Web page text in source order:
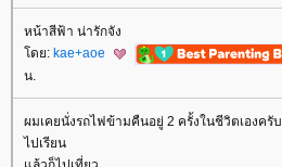
หน้าสีฟ้า น่ารักจัง
ดย: kae+aoe
น.
ผมเคยนั่งรถไฟข้ามคืนอยู่ 2 ครั้งในชีวิตเองครับ
ไปเรียน